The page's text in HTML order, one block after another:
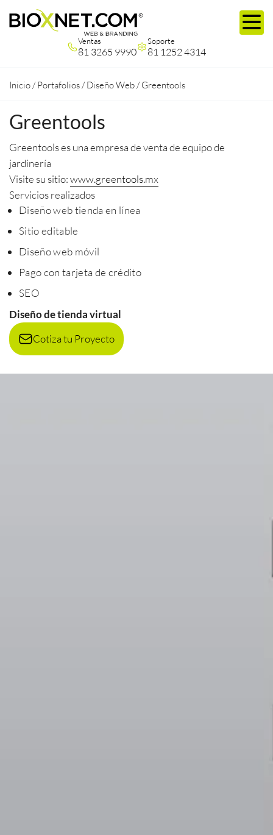
Ventas
81 3265 9990
Soporte
81 1252 4314
Inicio /Portafolios /Diseño Web /Greentools
Greentools
Greentools es una empresa de venta de equipo de
jardinería
Visite su sitio:www.greentools.mx
Servicios realizados
Diseño web tienda en línea
Sitio editable
Diseño web móvil
Pago con tarjeta de crédito
SEO
Diseño de tienda virtual
Cotiza tu Proyecto